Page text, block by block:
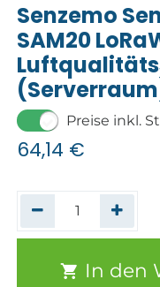
Senzemo
SAM20
Preise inkl.
64,14 €
In den